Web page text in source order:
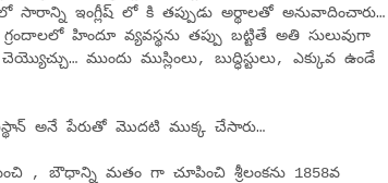
ఇంగ్లీష్ లో కి తప్పుడు అర్థాలతో అనువాదించారు…
హిందూ వ్యవస్థను తప్పు బట్టితే అతి సులువుగా
ముందు ముస్లింలు, బుద్ధిస్టులు, ఎక్కువ ఉండే
అనే పేరుతో మొదటి ముక్క చేసారు…
, బౌధాన్ని మతం గా చూపించి శ్రీలంకను 1858వ